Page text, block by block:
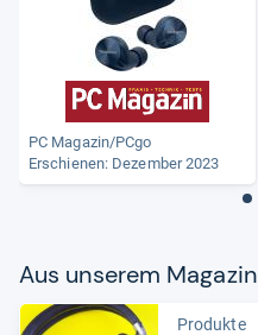
PC Magazin/PCgo
Erschienen: Dezember 2023
Aus unse­rem Maga­zin
Produkte